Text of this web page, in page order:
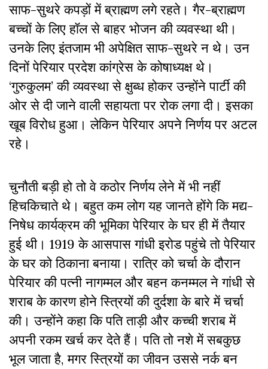
साफ-सुथरे कपड़ों में ब्राह्मण लगे रहते। गैर-ब्राह्मण
बच्चों के लिए हॉल से बाहर भोजन की व्यवस्था थी।
उनके लिए इंतजाम भी अपेक्षित साफ-सुथरे न थे। उन
दिनों पेरियार प्रदेश कांग्रेस के कोषाध्यक्ष थे।
‘गुरुकुलम’ की व्यवस्था से क्षुब्ध होकर उन्होंने पार्टी की
ओर से दी जाने वाली सहायता पर रोक लगा दी। इसका
खूब विरोध हुआ। लेकिन पेरियार अपने निर्णय पर अटल
रहे।
चुनौती बड़ी हो तो वे कठोर निर्णय लेने में भी नहीं
हिचकिचाते थे। बहुत कम लोग यह जानते होंगे कि मद्य-
निषेध कार्यक्रम की भूमिका पेरियार के घर ही में तैयार
हुई थी। 1919 के आसपास गांधी इरोड पहुंचे तो पेरियार
के घर को ठिकाना बनाया। रात्रि को चर्चा के दौरान
पेरियार की पत्नी नागम्मल और बहन कनम्मल ने गांधी से
शराब के कारण होने स्त्रियों की दुर्दशा के बारे में चर्चा
की। उन्होंने कहा कि पति ताड़ी और कच्ची शराब में
अपनी रकम खर्च कर देते हैं। पति तो नशे में सबकुछ
भूल जाता है, मगर स्त्रियों का जीवन उससे नर्क बन